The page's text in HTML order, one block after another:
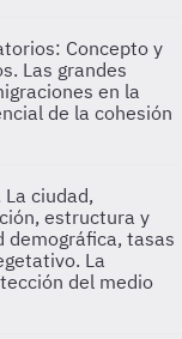
Concepto y
Las grandes
en la
de la cohesión
ciudad,
estructura y
demográfica, tasas
La
del medio